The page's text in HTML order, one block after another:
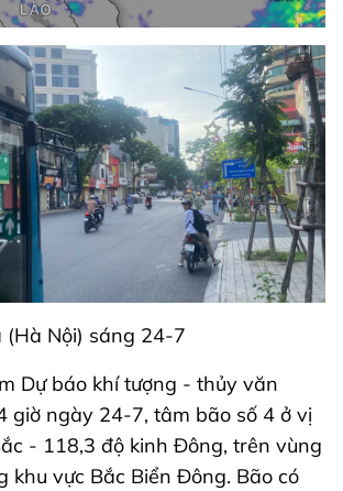
(Hà Nội) sáng 24-7
Dự báo khí tượng - thủy văn
giờ ngày 24-7, tâm bão số 4 ở vị
- 118,3 độ kinh Đông, trên vùng
khu vực Bắc Biển Đông. Bão có